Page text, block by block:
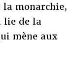
monarchie,
lie de la
mène aux